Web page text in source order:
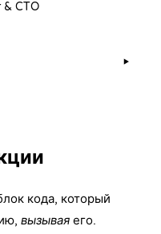
CTO
кода, который
вызывая его.
▶